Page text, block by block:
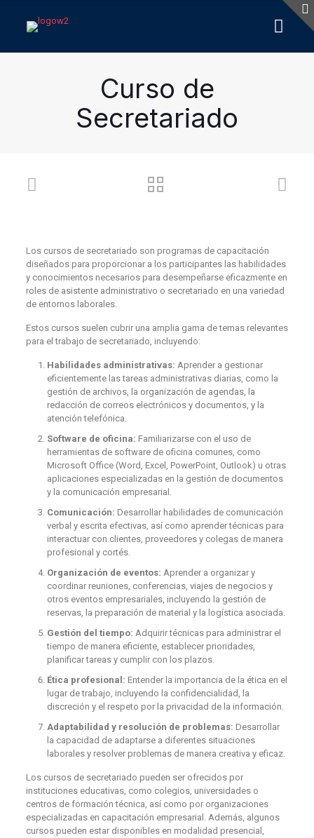
Curso de
Secretariado
Los cursos de secretariado son programas de capacitación
diseñados para proporcionar a los participantes las habilidades
y conocimientos necesarios para desempeñarse eficazmente en
roles de asistente administrativo o secretariado en una variedad
de entornos laborales.
Estos cursos suelen cubrir una amplia gama de temas relevantes
para el trabajo de secretariado, incluyendo:
Habilidades administrativas: Aprender a gestionar
eficientemente las tareas administrativas diarias, como la
gestión de archivos, la organización de agendas, la
redacción de correos electrónicos y documentos, y la
atención telefónica.
Software de oficina: Familiarizarse con el uso de
herramientas de software de oficina comunes, como
Microsoft Office (Word, Excel, PowerPoint, Outlook) u otras
aplicaciones especializadas en la gestión de documentos
y la comunicación empresarial.
Comunicación: Desarrollar habilidades de comunicación
verbal y escrita efectivas, así como aprender técnicas para
interactuar con clientes, proveedores y colegas de manera
profesional y cortés.
Organización de eventos: Aprender a organizar y
coordinar reuniones, conferencias, viajes de negocios y
otros eventos empresariales, incluyendo la gestión de
reservas, la preparación de material y la logística asociada.
Gestión del tiempo: Adquirir técnicas para administrar el
tiempo de manera eficiente, establecer prioridades,
planificar tareas y cumplir con los plazos.
Ética profesional: Entender la importancia de la ética en el
lugar de trabajo, incluyendo la confidencialidad, la
discreción y el respeto por la privacidad de la información.
Adaptabilidad y resolución de problemas: Desarrollar
la capacidad de adaptarse a diferentes situaciones
laborales y resolver problemas de manera creativa y eficaz.
Los cursos de secretariado pueden ser ofrecidos por
instituciones educativas, como colegios, universidades o
centros de formación técnica, así como por organizaciones
especializadas en capacitación empresarial. Además, algunos
cursos pueden estar disponibles en modalidad presencial,